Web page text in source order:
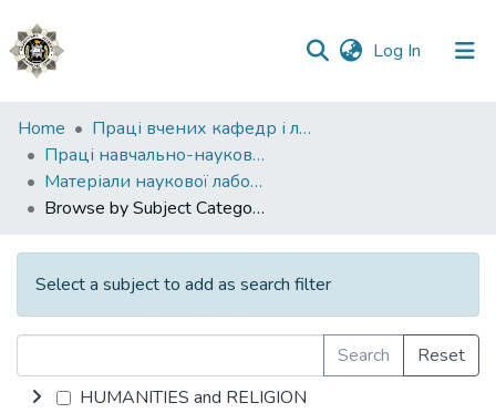
Log In (current)
Communities
&
Collections
All of DSpace
Home
Праці вчених кафедр і лабораторій
Праці навчально-наукового інституту №1
Матеріали наукової лабораторії з проблем протидії злочинності ННІ № 1
Browse by Subject Category
Select a subject to add as search filter
Search
Reset
HUMANITIES and RELIGION